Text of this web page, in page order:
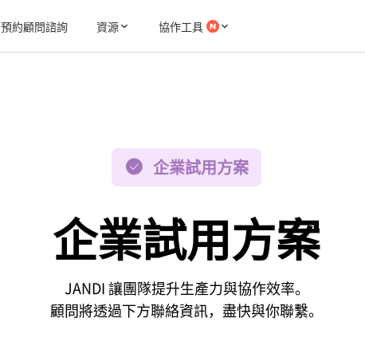
預約顧問諮詢 資源 協作工具
企業試用方案
企業試用方案
JANDI 讓團隊提升生產力與協作效率。
顧問將透過下方聯絡資訊，盡快與你聯繫。